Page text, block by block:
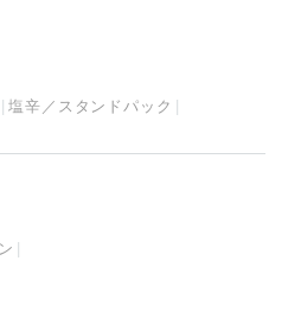
塩辛／スタンドパック